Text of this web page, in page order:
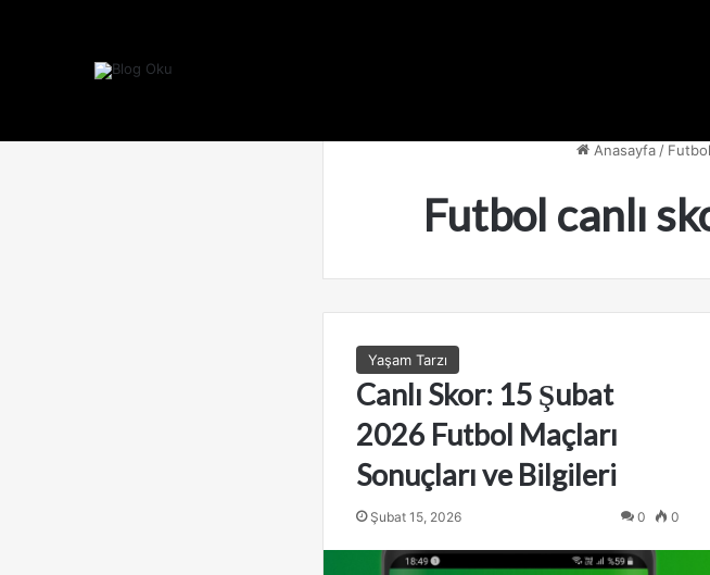
Anasayfa /
Futbol canlı
Yaşam Tarzı
Canlı Skor: 15 Şubat
2026 Futbol Maçları
Sonuçları ve Bilgileri
Şubat 15, 2026 0 0